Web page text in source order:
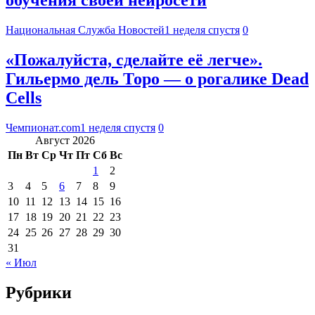
Национальная Служба Новостей1 неделя спустя 0
«Пожалуйста, сделайте её легче».
Гильермо дель Торо — о рогалике Dead
Cells
Чемпионат.com1 неделя спустя 0
Август 2026
Пн Вт Ср Чт Пт Сб Вс
1
2
3
4 5 6 7 8
9
10 11 12 13 14 15 16
17 18 19 20 21 22 23
24 25 26 27 28 29 30
31
« Июл
Рубрики